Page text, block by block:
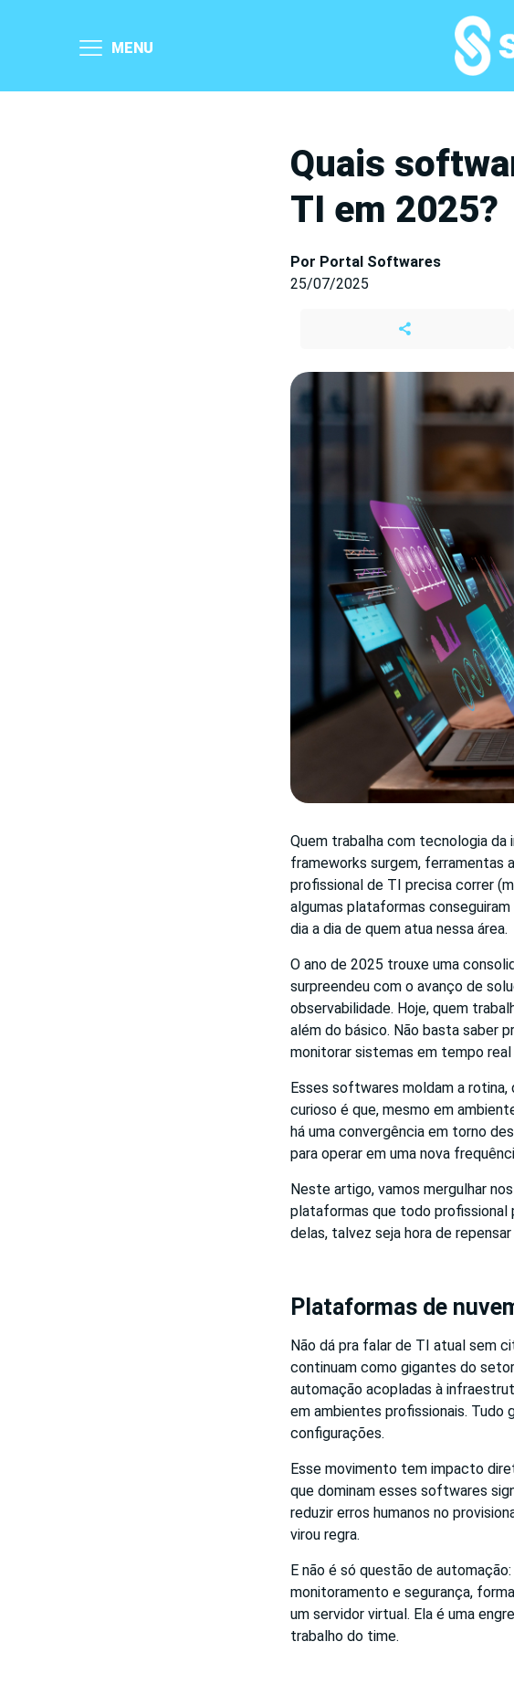
MENU
Quais
TI em 2025?
Por Portal Softwares
25/07/2025
Quem trabalha com tecnologia
frameworks surgem, ferramentas
profissional de TI precisa correr
algumas plataformas
dia a dia de quem atua nessa área.
O ano de 2025 trouxe uma
surpreendeu com o avanço de
observabilidade. Hoje, quem
além do básico. Não basta saber
monitorar sistemas em tempo
Esses softwares moldam a
curioso é que, mesmo em
há uma convergência em torno
para operar em uma nova
Neste artigo, vamos mergulhar
plataformas que todo profissional
delas, talvez seja hora de
Plataformas de
Não dá pra falar de TI atual sem
continuam como gigantes do
automação acopladas à
em ambientes profissionais. Tudo
configurações.
Esse movimento tem impacto
que dominam esses softwares
reduzir erros humanos no
virou regra.
E não é só questão de
monitoramento e segurança,
um servidor virtual. Ela é uma
trabalho do time.